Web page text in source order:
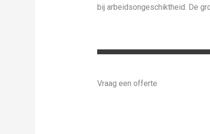
bij arbeidsongeschiktheid. De
Vraag een offerte